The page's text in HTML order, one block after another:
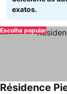
exatos.
Escolha popular
Résidence